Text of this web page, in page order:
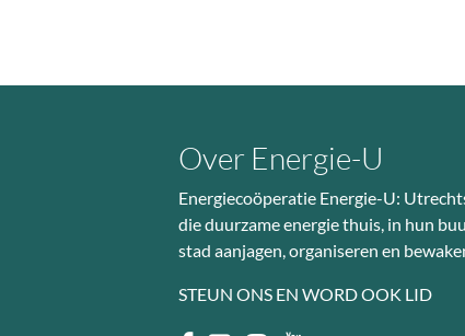
Over Energie-U
Energiecoöperatie Energie-U:
die duurzame energie thuis, in hun
stad aanjagen, organiseren en
STEUN ONS EN WORD OOK LID